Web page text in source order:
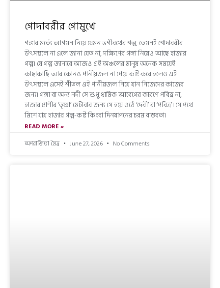
গোদাবরীর গোমুখে
গঙ্গার মর্ত্যে আগমন নিয়ে যেমন ভগীরথের গল্প, তেমনই গোদাবরীর
উৎসস্থলে না এলে জানা যেত না, দক্ষিণের গঙ্গা নিয়েও আছে হাজার
গল্প। যে গল্প জানাবে আজও এই অঞ্চলের মানুষ অনেক সময়েই
কাছাকাছি আর কোনও পানীয়জল না পেয়ে কষ্ট করে হলেও এই
উৎসস্থলে এসেই শীতল এই পানীয়জল নিয়ে যান নিজেদের কাজের
জন্য। গঙ্গা বা অন্য নদী সে শুধু ধার্মিক আবেগের কারণে পবিত্র না,
হাজার প্রাণীর ‘তৃষ্ণা’ মেটাবার জন্য সে হয়ে ওঠে ‘দেবী’ বা ‘পবিত্র’। সে পথে
মিশে যায় হাজার গল্প-কষ্ট কিংবা দিনযাপনের চরম বাস্তবতা।
READ MORE »
অপরাজিতা মৈত্র
June 27, 2026 No Comments